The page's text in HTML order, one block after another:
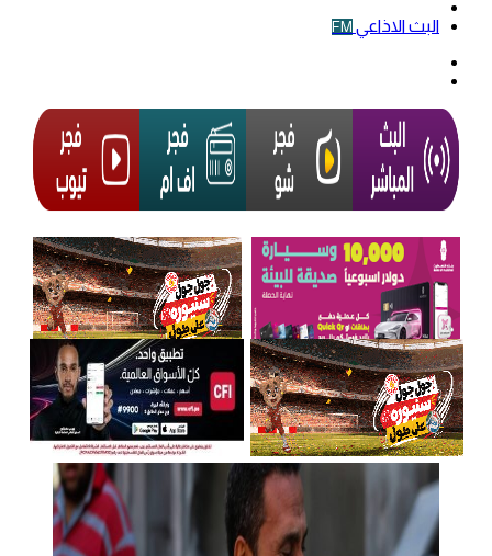
البث الاذاعي FM